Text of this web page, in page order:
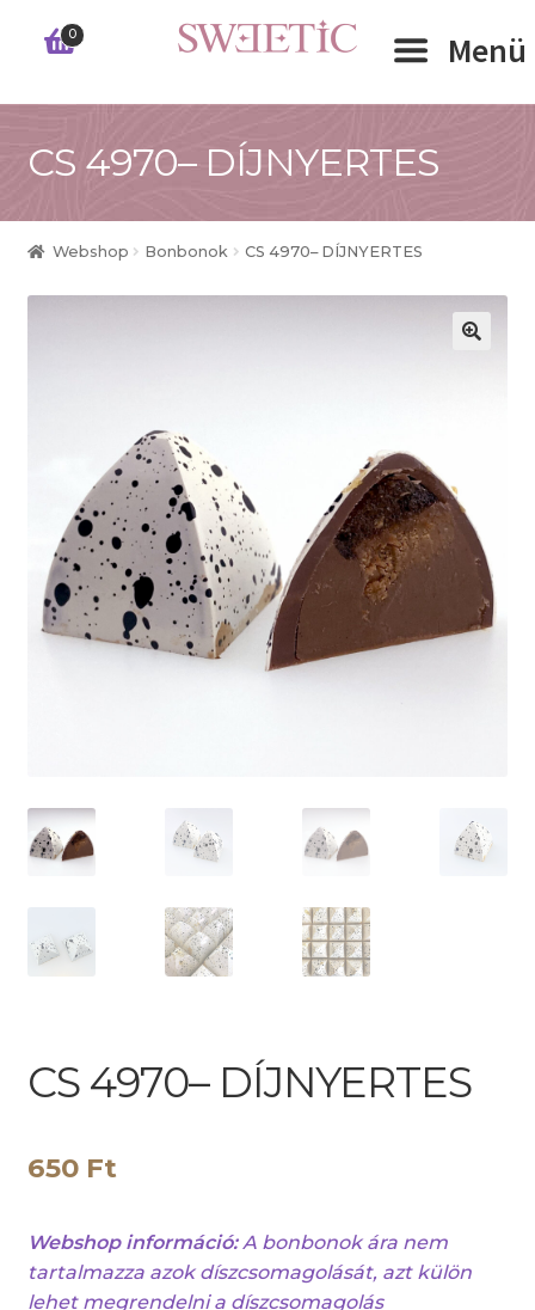
Ugrás
Kilépés
0 Menü
RÓLUNK
WEBSHOP
CS 4970– DÍJNYERTES
Webshop Bonbonok CS 4970– DÍJNYERTES
CS 4970– DÍJNYERTES
650 Ft
Webshop információ: A bonbonok ára nem
tartalmazza azok díszcsomagolását, azt külön
lehet megrendelni a díszcsomagolás